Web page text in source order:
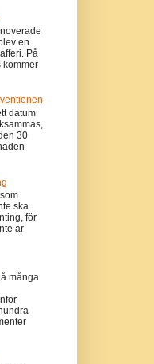
en
På
kommer
datum
30
ska
för
är
många